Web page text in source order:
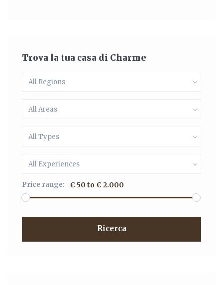
Trova la tua casa di Charme
All Regions
All Areas
All Types
All Experiences
Price range: € 50 to € 2.000
Ricerca